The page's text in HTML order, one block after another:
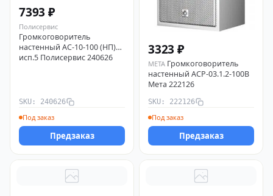
7393 ₽
Полисервис
Громкоговоритель
настенный АС-10-100 (НП)
исп.5 Полисервис 240626
SKU: 240626
Под заказ
Предзаказ
3323 ₽
МЕТА Громкоговоритель
настенный АСР-03.1.2-100В
Мета 222126
SKU: 222126
Под заказ
Предзаказ